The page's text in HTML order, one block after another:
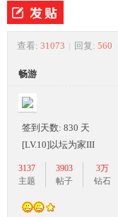
夜
游
» ›
查看: 31073 | 回复: 560
畅游
签到天数: 830 天
[LV.10]以坛为家III
3137
主题
3903
帖子
3万
钻石